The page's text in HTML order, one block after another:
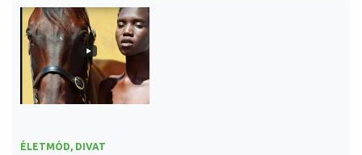
ÉLETMÓD, DIVAT